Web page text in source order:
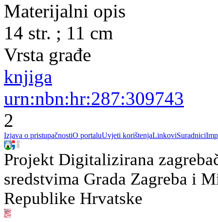
Materijalni opis
14 str. ; 11 cm
Vrsta građe
knjiga
urn:nbn:hr:287:309743
2
Izjava o pristupačnostiO portaluUvjeti korištenjaLinkoviSuradnici
Projekt Digitalizirana
sredstvima Grada Zagreba i
Republike Hrvatske